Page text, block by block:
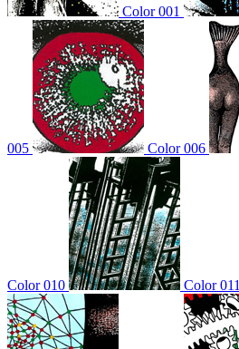
Color 001
005 Color 006
Color 010 Color 011